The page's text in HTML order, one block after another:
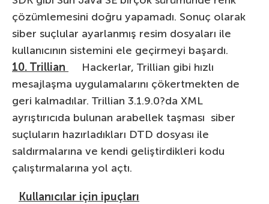
çözümlemesini doğru yapamadı. Sonuç olarak
siber suçlular ayarlanmış resim dosyaları ile
kullanıcının sistemini ele geçirmeyi başardı.
10. Trillian
Hackerlar, Trillian gibi hızlı
mesajlaşma uygulamalarını çökertmekten de
geri kalmadılar. Trillian 3.1.9.0?da XML
ayrıştırıcıda bulunan arabellek taşması siber
suçluların hazırladıkları DTD dosyası ile
saldırmalarına ve kendi geliştirdikleri kodu
çalıştırmalarına yol açtı.
Kullanıcılar için ipuçları